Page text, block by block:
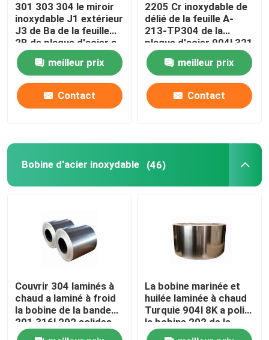
Produits
Au sujet de nous
Visite d'usine
Contrôle de qualité
Nouvelles
Demandez une citation
tube rond d'acier inoxydable
feuille inoxydable de plaque d'acier
301 303 304 le miroir
inoxydable J1 extérieur
J3 de Ba de la feuille
2B de plaque d'acier a
laminé à froid
meilleur prix
Contact
2205 Cr inoxydable de
délié de la feuille A-
213-TP304 de la
plaque d'acier 904l 321
316l
meilleur prix
Contact
Bobine d'acier inoxydable (46)
Couvrir 304 laminés à
chaud a laminé à froid
la bobine de la bande
201 316l 202 solides
solubles 304 de bobine
La bobine marinée et
huilée laminée à chaud
Turquie 904l 8K a poli
la bobine 202 de la
bobine 430 solides